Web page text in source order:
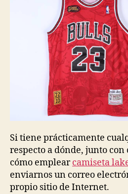
Si tiene prácticamente
respecto a dónde, junto con
cómo emplearcamiseta
enviarnos un correo
propio sitio de Internet.